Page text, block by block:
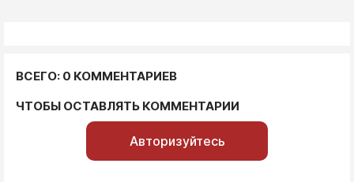
ВСЕГО: 0 КОММЕНТАРИЕВ
ЧТОБЫ ОСТАВЛЯТЬ КОММЕНТАРИИ
Авторизуйтесь